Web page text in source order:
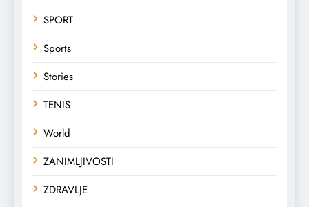
SPORT
Sports
Stories
TENIS
World
ZANIMLJIVOSTI
ZDRAVLJE